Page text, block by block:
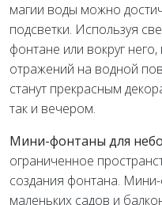
магии воды можно
подсветки. Используя
фонтане или вокруг
отражений на водной
станут прекрасным
так и вечером.
Мини-фонтаны для
ограниченное
создания фонтана.
маленьких садов и